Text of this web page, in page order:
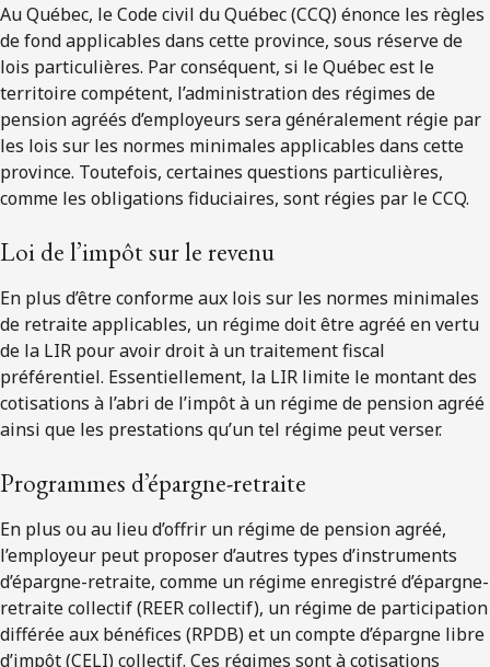
Au Québec, le Code civil du Québec (CCQ) énonce les règles
de fond applicables dans cette province, sous réserve de
lois particulières. Par conséquent, si le Québec est le
territoire compétent, l’administration des régimes de
pension agréés d’employeurs sera généralement régie par
les lois sur les normes minimales applicables dans cette
province. Toutefois, certaines questions particulières,
comme les obligations fiduciaires, sont régies par le CCQ.
Loi de l’impôt sur le revenu
En plus d’être conforme aux lois sur les normes minimales
de retraite applicables, un régime doit être agréé en vertu
de la LIR pour avoir droit à un traitement fiscal
préférentiel. Essentiellement, la LIR limite le montant des
cotisations à l’abri de l’impôt à un régime de pension agréé
ainsi que les prestations qu’un tel régime peut verser.
Programmes d’épargne-retraite
En plus ou au lieu d’offrir un régime de pension agréé,
l’employeur peut proposer d’autres types d’instruments
d’épargne-retraite, comme un régime enregistré d’épargne-
retraite collectif (REER collectif), un régime de participation
différée aux bénéfices (RPDB) et un compte d’épargne libre
d’impôt (CELI) collectif. Ces régimes sont à cotisations